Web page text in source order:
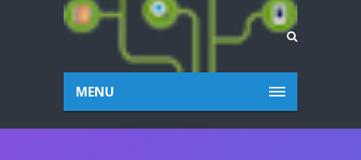
MENU